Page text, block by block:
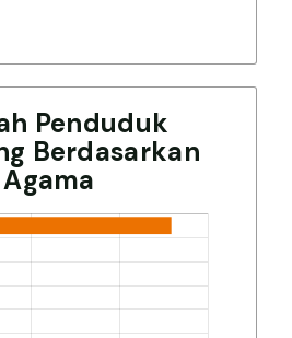
Penduduk
Berdasarkan
Agama